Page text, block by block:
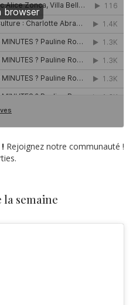
Rejoignez notre communauté !
la semaine